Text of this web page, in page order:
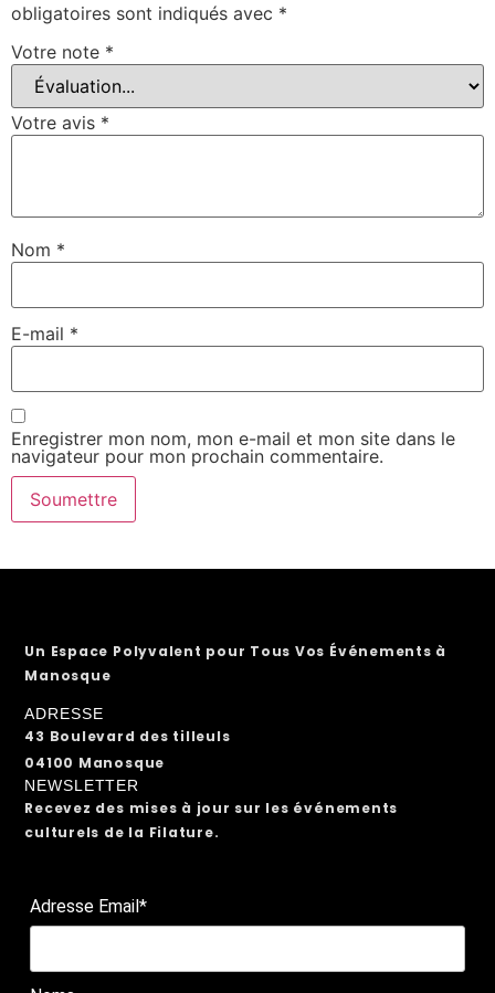
obligatoires sont indiqués avec *
Votre note *
Votre avis *
Nom *
E-mail *
Enregistrer mon nom, mon e-mail et mon site dans le
navigateur pour mon prochain commentaire.
Un Espace Polyvalent pour Tous Vos Événements à
Manosque
ADRESSE
43 Boulevard des tilleuls
04100 Manosque
NEWSLETTER
Recevez des mises à jour sur les événements
culturels de la Filature.
Adresse Email*